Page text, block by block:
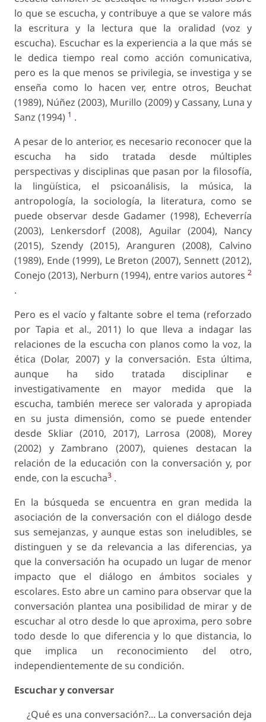
lo que se escucha, y contribuye a que se valore más
la escritura y la lectura que la oralidad (voz y
escucha). Escuchar es la experiencia a la que más se
le dedica tiempo real como acción comunicativa,
pero es la que menos se privilegia, se investiga y se
enseña como lo hacen ver, entre otros, Beuchat
(1989), Núñez (2003), Murillo (2009) y Cassany, Luna y
Sanz (1994) 1 .
A pesar de lo anterior, es necesario reconocer que la
escucha ha sido tratada desde múltiples
perspectivas y disciplinas que pasan por la filosofía,
la lingüística, el psicoanálisis, la música, la
antropología, la sociología, la literatura, como se
puede observar desde Gadamer (1998), Echeverría
(2003), Lenkersdorf (2008), Aguilar (2004), Nancy
(2015), Szendy (2015), Aranguren (2008), Calvino
(1989), Ende (1999), Le Breton (2007), Sennett (2012),
Conejo (2013), Nerburn (1994), entre varios autores 2
.
Pero es el vacío y faltante sobre el tema (reforzado
por Tapia et al., 2011) lo que lleva a indagar las
relaciones de la escucha con planos como la voz, la
ética (Dolar, 2007) y la conversación. Esta última,
aunque ha sido tratada disciplinar e
investigativamente en mayor medida que la
escucha, también merece ser valorada y apropiada
en su justa dimensión, como se puede entender
desde Skliar (2010, 2017), Larrosa (2008), Morey
(2002) y Zambrano (2007), quienes destacan la
relación de la educación con la conversación y, por
ende, con la escucha3 .
En la búsqueda se encuentra en gran medida la
asociación de la conversación con el diálogo desde
sus semejanzas, y aunque estas son ineludibles, se
distinguen y se da relevancia a las diferencias, ya
que la conversación ha ocupado un lugar de menor
impacto que el diálogo en ámbitos sociales y
escolares. Esto abre un camino para observar que la
conversación plantea una posibilidad de mirar y de
escuchar al otro desde lo que aproxima, pero sobre
todo desde lo que diferencia y lo que distancia, lo
que implica un reconocimiento del otro,
independientemente de su condición.
Escuchar y conversar
¿Qué es una conversación?... La conversación deja